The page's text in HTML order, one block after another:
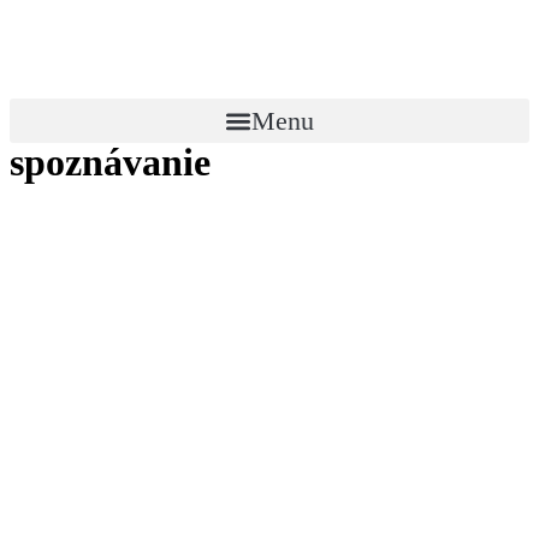
Menu
spoznávanie